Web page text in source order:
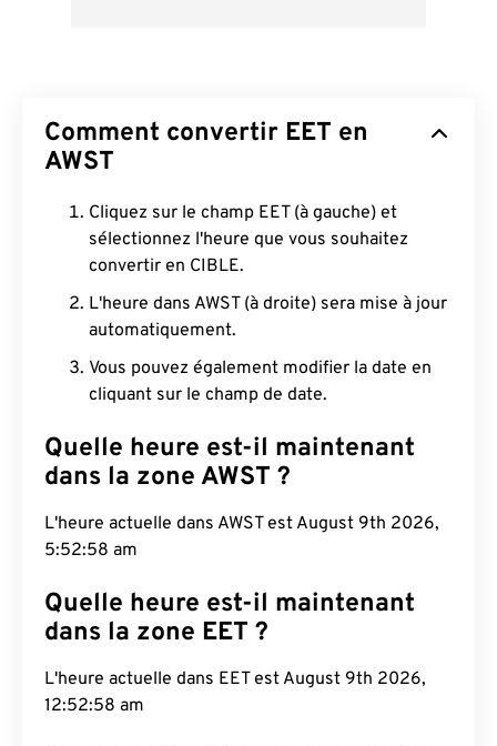
Comment convertir EET en
AWST
Cliquez sur le champ EET (à gauche) et
sélectionnez l'heure que vous souhaitez
convertir en CIBLE.
L'heure dans AWST (à droite) sera mise à jour
automatiquement.
Vous pouvez également modifier la date en
cliquant sur le champ de date.
Quelle heure est-il maintenant
dans la zone AWST ?
L'heure actuelle dans AWST est August 9th 2026,
5:52:59 am
Quelle heure est-il maintenant
dans la zone EET ?
L'heure actuelle dans EET est August 9th 2026,
12:52:59 am